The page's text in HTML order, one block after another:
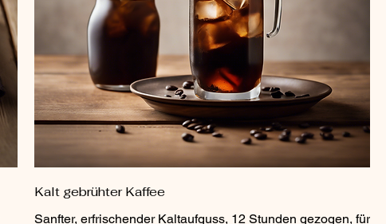
Kalt gebrühter Kaffee
Sanfter, erfrischender Kaltaufguss, 12 Stunden gezogen, für